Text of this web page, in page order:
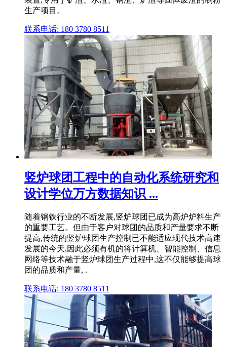
生产项目。
联系电话: 180 3780 8511
竖炉球团工程中的自动化系统研究和
设计学位万方数据知识 ...
随着钢铁行业的不断发展,竖炉球团已成为高炉炉料生产
的重要工艺。但由于客户对球团的品质和产量要求不断
提高,传统的竖炉球团生产控制已不能适应现代技术高速
发展的今天,因此必须有机的将计算机、智能控制、信息
网络等技术融于竖炉球团生产过程中,这不仅能够提高球
团的品质和产量, .
联系电话: 180 3780 8511